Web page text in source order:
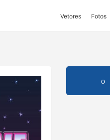
Vetores Fotos